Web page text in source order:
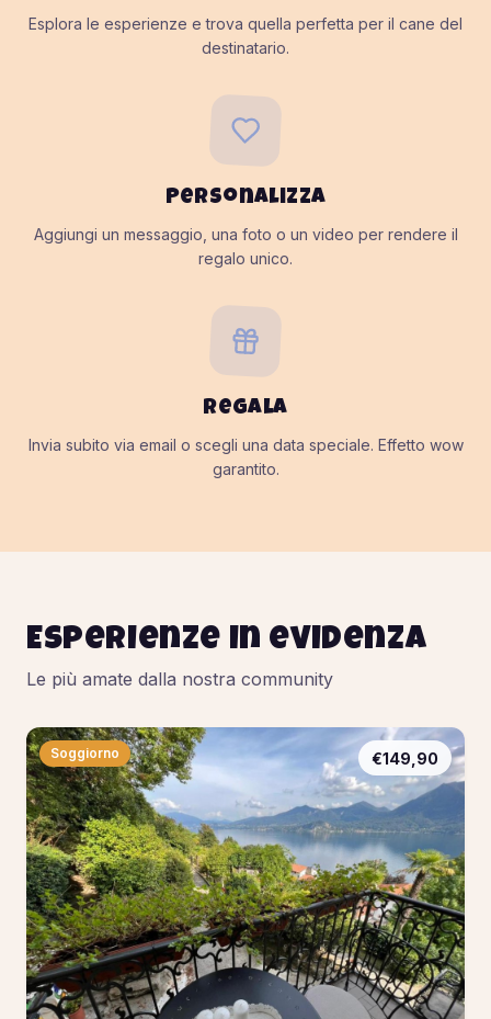
Esplora le esperienze e trova quella perfetta per il cane del
destinatario.
Personalizza
Aggiungi un messaggio, una foto o un video per rendere il
regalo unico.
Regala
Invia subito via email o scegli una data speciale. Effetto wow
garantito.
Esperienze in evidenza
Le più amate dalla nostra community
Soggiorno €149,90